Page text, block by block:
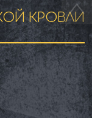
КРОВЛИ